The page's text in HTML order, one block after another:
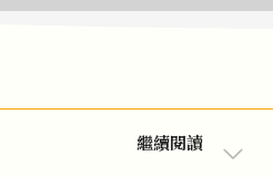
繼續閱讀